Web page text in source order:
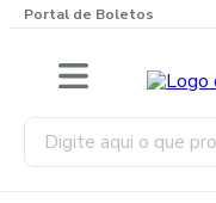
Portal de Boletos
Digite aqui o que procura